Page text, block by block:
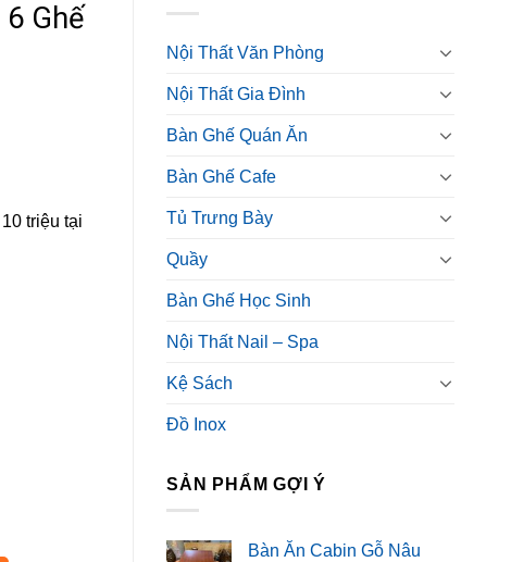
Nội Thất Văn Phòng
Nội Thất Gia Đình
Bàn Ghế Quán Ăn
Bàn Ghế Cafe
Tủ Trưng Bày
Quầy
Bàn Ghế Học Sinh
Nội Thất Nail – Spa
Kệ Sách
Đồ Inox
SẢN PHẨM GỢI Ý
Bàn Ăn Cabin Gỗ Nâu
Ghế
triệu tại